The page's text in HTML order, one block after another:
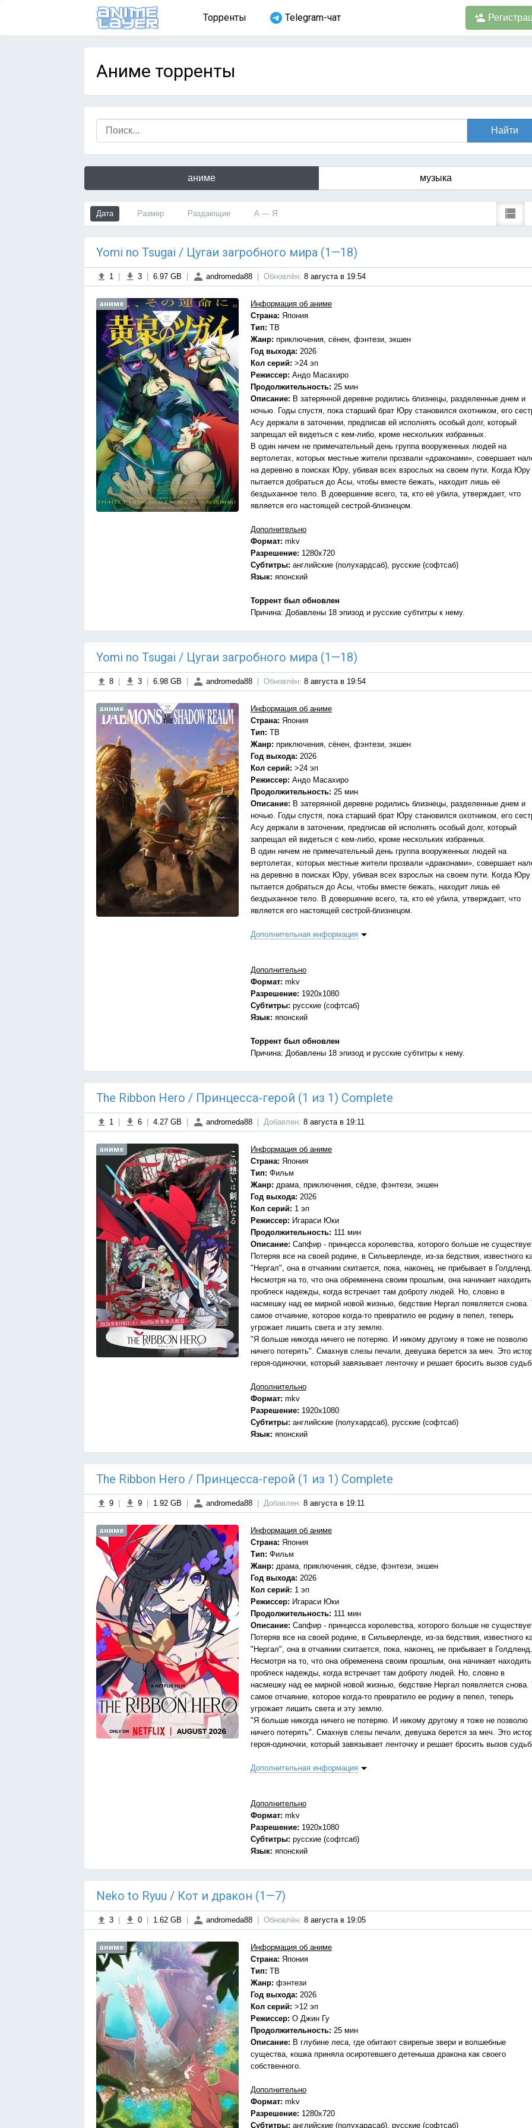
Торренты Telegram-чат
Аниме торренты
аниме музыка
Дата Размер Раздающие А — Я
Yomi no Tsugai / Цугаи загробного мира (1—18)
1 3 6.97 GB andromeda88 Обновлён: 8 августа в 19:54
аниме
Информация об аниме
Страна: Япония
Тип: ТВ
Жанр: приключения, сёнен, фэнтези, экшен
Год выхода: 2026
Кол серий: >24 эп
Режиссер: Андо Масахиро
Продолжительность: 25 мин
Описание: В затерянной деревне родились близнецы, разделенные днем и
ночью. Годы спустя, пока старший брат Юру становился охотником, его
Асу держали в заточении, предписав ей исполнять особый долг, который
запрещал ей видеться с кем-либо, кроме нескольких избранных.
В один ничем не примечательный день группа вооруженных людей на
вертолетах, которых местные жители прозвали «драконами», совершает
на деревню в поисках Юру, убивая всех взрослых на своем пути. Когда Юру
пытается добраться до Асы, чтобы вместе бежать, находит лишь её
бездыханное тело. В довершение всего, та, кто её убила, утверждает, что
является его настоящей сестрой-близнецом.
Дополнительно
Формат: mkv
Разрешение: 1280x720
Субтитры: английские (полухардсаб), русские (софтсаб)
Язык: японский
Торрент был обновлен
Причина: Добавлены 18 эпизод и русские субтитры к нему.
Yomi no Tsugai / Цугаи загробного мира (1—18)
8 3 6.98 GB andromeda88 Обновлён: 8 августа в 19:54
аниме
Информация об аниме
Страна: Япония
Тип: ТВ
Жанр: приключения, сёнен, фэнтези, экшен
Год выхода: 2026
Кол серий: >24 эп
Режиссер: Андо Масахиро
Продолжительность: 25 мин
Описание: В затерянной деревне родились близнецы, разделенные днем и
ночью. Годы спустя, пока старший брат Юру становился охотником, его
Асу держали в заточении, предписав ей исполнять особый долг, который
запрещал ей видеться с кем-либо, кроме нескольких избранных.
В один ничем не примечательный день группа вооруженных людей на
вертолетах, которых местные жители прозвали «драконами», совершает
на деревню в поисках Юру, убивая всех взрослых на своем пути. Когда Юру
пытается добраться до Асы, чтобы вместе бежать, находит лишь её
бездыханное тело. В довершение всего, та, кто её убила, утверждает, что
является его настоящей сестрой-близнецом.
Дополнительная информация
Дополнительно
Формат: mkv
Разрешение: 1920x1080
Субтитры: русские (софтсаб)
Язык: японский
Торрент был обновлен
Причина: Добавлены 18 эпизод и русские субтитры к нему.
The Ribbon Hero / Принцесса-герой (1 из 1) Complete
1 6 4.27 GB andromeda88 Добавлен: 8 августа в 19:11
аниме
Информация об аниме
Страна: Япония
Тип: Фильм
Жанр: драма, приключения, сёдзе, фэнтези, экшен
Год выхода: 2026
Кол серий: 1 эп
Режиссер: Игараси Юки
Продолжительность: 111 мин
Описание: Сапфир - принцесса королевства, которого больше не
Потеряв все на своей родине, в Сильверленде, из-за бедствия, известного
"Нергал", она в отчаянии скитается, пока, наконец, не прибывает в Голдленд.
Несмотря на то, что она обременена своим прошлым, она начинает находить
проблеск надежды, когда встречает там доброту людей. Но, словно в
насмешку над ее мирной новой жизнью, бедствие Нергал появляется снова.
самое отчаяние, которое когда-то превратило ее родину в пепел, теперь
угрожает лишить света и эту землю.
"Я больше никогда ничего не потеряю. И никому другому я тоже не позволю
ничего потерять". Смахнув слезы печали, девушка берется за меч. Это
героя-одиночки, который завязывает ленточку и решает бросить вызов
Дополнительно
Формат: mkv
Разрешение: 1920x1080
Субтитры: английские (полухардсаб), русские (софтсаб)
Язык: японский
The Ribbon Hero / Принцесса-герой (1 из 1) Complete
9 9 1.92 GB andromeda88 Добавлен: 8 августа в 19:11
аниме
Информация об аниме
Страна: Япония
Тип: Фильм
Жанр: драма, приключения, сёдзе, фэнтези, экшен
Год выхода: 2026
Кол серий: 1 эп
Режиссер: Игараси Юки
Продолжительность: 111 мин
Описание: Сапфир - принцесса королевства, которого больше не
Потеряв все на своей родине, в Сильверленде, из-за бедствия, известного
"Нергал", она в отчаянии скитается, пока, наконец, не прибывает в Голдленд.
Несмотря на то, что она обременена своим прошлым, она начинает находить
проблеск надежды, когда встречает там доброту людей. Но, словно в
насмешку над ее мирной новой жизнью, бедствие Нергал появляется снова.
самое отчаяние, которое когда-то превратило ее родину в пепел, теперь
угрожает лишить света и эту землю.
"Я больше никогда ничего не потеряю. И никому другому я тоже не позволю
ничего потерять". Смахнув слезы печали, девушка берется за меч. Это
героя-одиночки, который завязывает ленточку и решает бросить вызов
Дополнительная информация
Дополнительно
Формат: mkv
Разрешение: 1920x1080
Субтитры: русские (софтсаб)
Язык: японский
Neko to Ryuu / Кот и дракон (1—7)
3 0 1.62 GB andromeda88 Обновлён: 8 августа в 19:05
аниме
Информация об аниме
Страна: Япония
Тип: ТВ
Жанр: фэнтези
Год выхода: 2026
Кол серий: >12 эп
Режиссер: О Джин Гу
Продолжительность: 25 мин
Описание: В глубине леса, где обитают свирепые звери и волшебные
существа, кошка приняла осиротевшего детеныша дракона как своего
собственного.
Дополнительно
Формат: mkv
Разрешение: 1280x720
Субтитры: английские (полухардсаб), русские (софтсаб)